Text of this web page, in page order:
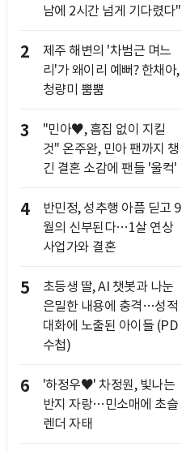
남에 2시간 넘게 기다렸다"
2
제주 해변의 '차범근 며느
리'가 왜이리 예뻐? 한채아,
청량미 뿜뿜
3
"민아♥, 흠집 없이 지킬
것" 온주완, 민아 팬까지 챙
긴 결혼 소감에 팬들 '울컥'
4
반민정, 성추행 아픔 딛고 9
월의 신부된다…1살 연상
사업가와 결혼
5
초등생 딸, AI 챗봇과 나눈
은밀한 내용에 충격…성적
대화에 노출된 아이들 (PD
수첩)
6
'하정우♥' 차정원, 빛나는
반지 자랑…민소매에 초슬
렌더 자태